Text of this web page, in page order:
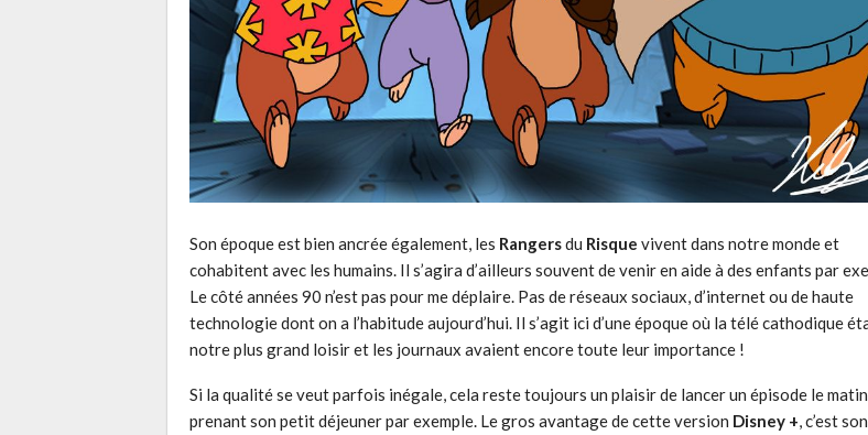
Son époque est bien ancrée également, les Rangersdu Risque vivent dans notre monde et
cohabitent avec les humains. Il s’agira d’ailleurs souvent de venir en aide à des enfants par
Le côté années 90 n’est pas pour me déplaire. Pas de réseaux sociaux, d’internet ou de haute
technologie dont on a l’habitude aujourd’hui. Il s’agit ici d’une époque où la télé cathodique
notre plus grand loisir et les journaux avaient encore toute leur importance !
Si la qualité se veut parfois inégale, cela reste toujours un plaisir de lancer un épisode le
prenant son petit déjeuner par exemple. Le gros avantage de cette version Disney +, c’est son